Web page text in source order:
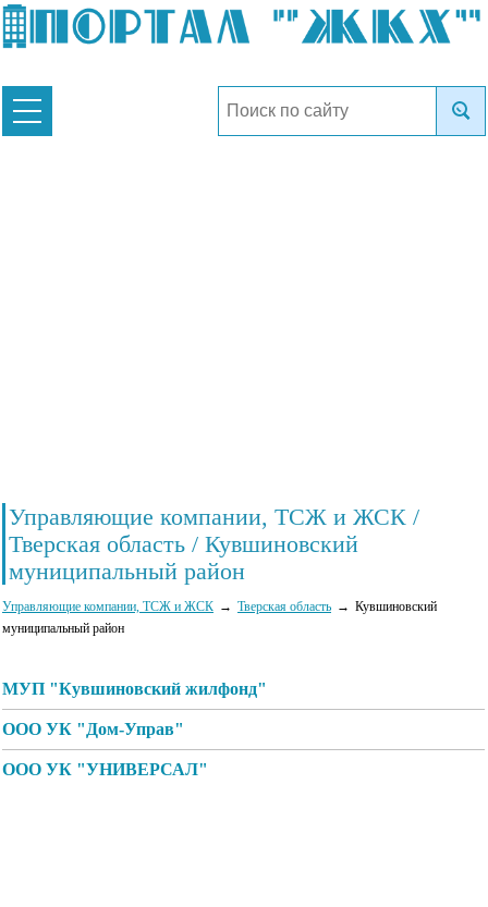
Управляющие компании, ТСЖ и ЖСК /
Тверская область / Кувшиновский
муниципальный район
Управляющие компании, ТСЖ и ЖСК Тверская область
Кувшиновский
муниципальный район
МУП "Кувшиновский жилфонд"
ООО УК "Дом-Управ"
ООО УК "УНИВЕРСАЛ"